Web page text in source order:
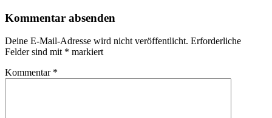
Kommentar absenden
Deine E-Mail-Adresse wird nicht veröffentlicht. Erforderliche
Felder sind mit * markiert
Kommentar *